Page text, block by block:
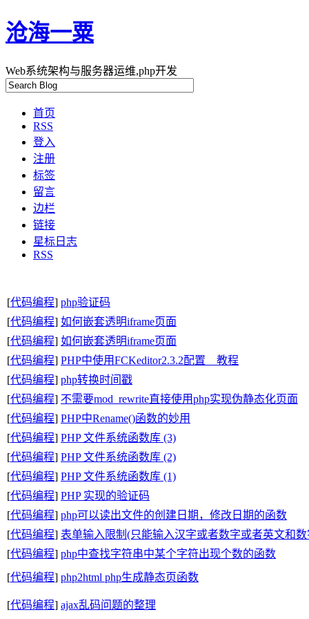
沧海一粟
Web系统架构与服务器运维,php开发
首页
RSS
登入
注册
标签
留言
边栏
链接
星标日志
RSS
[代码编程] php验证码
[代码编程] 如何嵌套透明iframe页面
[代码编程] 如何嵌套透明iframe页面
[代码编程] PHP中使用FCKeditor2.3.2配置__教程
[代码编程] php转换时间戳
[代码编程] 不需要mod_rewrite直接使用php实现伪静态化页面
[代码编程] PHP中Rename()函数的妙用
[代码编程] PHP 文件系统函数库 (3)
[代码编程] PHP 文件系统函数库 (2)
[代码编程] PHP 文件系统函数库 (1)
[代码编程] PHP 实现的验证码
[代码编程] php可以读出文件的创建日期，修改日期的函数
[代码编程] 表单输入限制(只能输入汉字或者数字或者英文和数
[代码编程] php中查找字符串中某个字符出现个数的函数
[代码编程] php2html php生成静态页函数
[代码编程] ajax乱码问题的整理